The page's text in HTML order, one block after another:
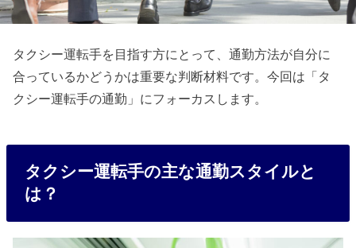
タクシー運転手を目指す方にとって、通勤方法が自分に
合っているかどうかは重要な判断材料です。今回は「タ
クシー運転手の通勤」にフォーカスします。
タクシー運転手の主な通勤スタイルと
は？